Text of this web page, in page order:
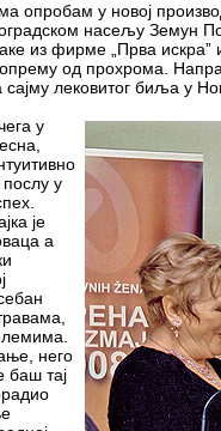
опробам у новој
насељу Земун
из фирме „Прва
од прохрома.
сајму лековитог биља у
у
у
је
а
него
баш тај